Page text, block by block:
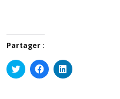
Partager :
Cliquez
pour
Cliquez
pour
Cliquez
pour